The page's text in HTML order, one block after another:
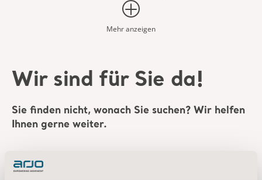
Mehr anzeigen
Wir sind für Sie da!
Sie finden nicht, wonach Sie suchen? Wir helfen
Ihnen gerne weiter.